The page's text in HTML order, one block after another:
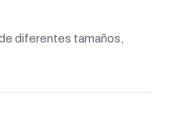
diferentes tamaños,